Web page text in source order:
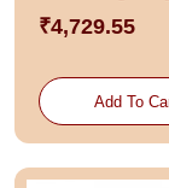
₹4,729.55
Add To